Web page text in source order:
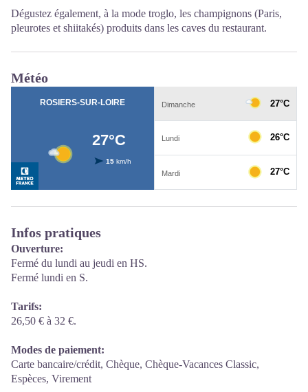
Dégustez également, à la mode troglo, les champignons (Paris,
pleurotes et shiitakés) produits dans les caves du restaurant.
Météo
Infos pratiques
Ouverture:
Fermé du lundi au jeudi en HS.
Fermé lundi en S.
Tarifs:
26,50 € à 32 €.
Modes de paiement:
Carte bancaire/crédit, Chèque, Chèque-Vacances Classic,
Espèces, Virement